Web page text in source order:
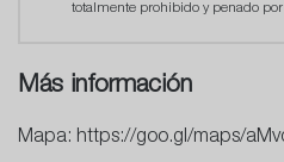
totalmente prohibido y penado por
Más información
Mapa: https://goo.gl/maps/